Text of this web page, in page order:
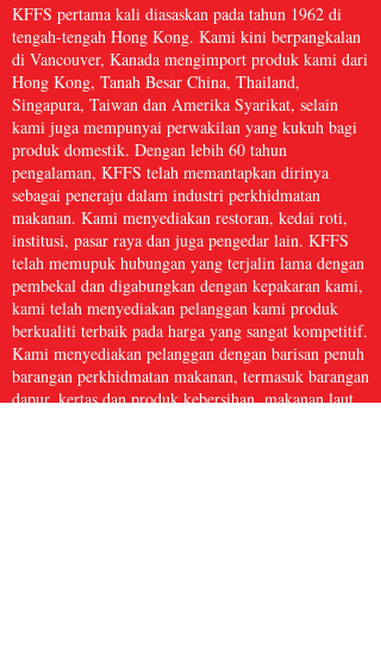
KFFS pertama kali diasaskan pada tahun 1962 di
tengah-tengah Hong Kong. Kami kini berpangkalan
di Vancouver, Kanada mengimport produk kami dari
Hong Kong, Tanah Besar China, Thailand,
Singapura, Taiwan dan Amerika Syarikat, selain
kami juga mempunyai perwakilan yang kukuh bagi
produk domestik. Dengan lebih 60 tahun
pengalaman, KFFS telah memantapkan dirinya
sebagai peneraju dalam industri perkhidmatan
makanan. Kami menyediakan restoran, kedai roti,
institusi, pasar raya dan juga pengedar lain. KFFS
telah memupuk hubungan yang terjalin lama dengan
pembekal dan digabungkan dengan kepakaran kami,
kami telah menyediakan pelanggan kami produk
berkualiti terbaik pada harga yang sangat kompetitif.
Kami menyediakan pelanggan dengan barisan penuh
barangan perkhidmatan makanan, termasuk barangan
dapur, kertas dan produk kebersihan, makanan laut